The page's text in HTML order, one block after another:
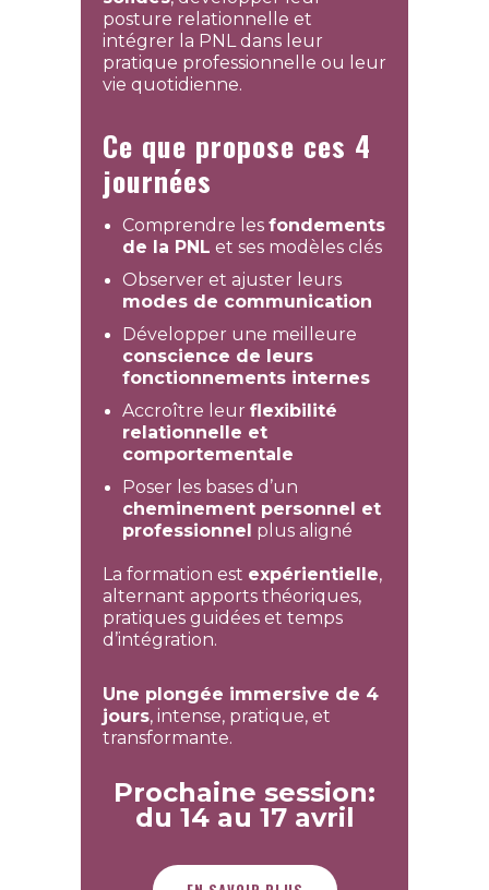
posture relationnelle et
intégrer la PNL dans leur
pratique professionnelle ou leur
vie quotidienne.
Ce que propose ces 4
journées
Comprendre lesfondements
de la PNL et ses modèles clés
Observer et ajuster leurs
modes de communication
Développer une meilleure
conscience de leurs
fonctionnements internes
Accroître leurflexibilité
relationnelle et
comportementale
Poser les bases d’un
cheminement personnel et
professionnel plus aligné
La formation est expérientielle,
alternant apports théoriques,
pratiques guidées et temps
d’intégration.
Une plongée immersive de 4
jours, intense, pratique, et
transformante.
Prochaine session:
du 14 au 17 avril